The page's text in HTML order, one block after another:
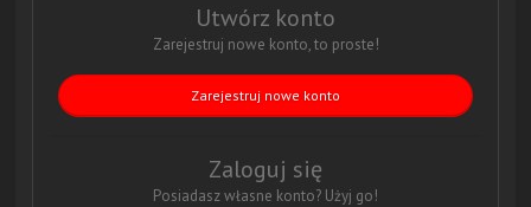
Utwórz konto
Zarejestruj nowe konto, to proste!
Zarejestruj nowe konto
Zaloguj się
Posiadasz własne konto? Użyj go!